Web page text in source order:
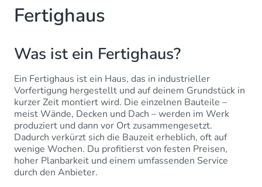
Fertighaus
Was ist ein Fertighaus?
Ein Fertighaus ist ein Haus, das in industrieller
Vorfertigung hergestellt und auf deinem Grundstück in
kurzer Zeit montiert wird. Die einzelnen Bauteile –
meist Wände, Decken und Dach – werden im Werk
produziert und dann vor Ort zusammengesetzt.
Dadurch verkürzt sich die Bauzeit erheblich, oft auf
wenige Wochen. Du profitierst von festen Preisen,
hoher Planbarkeit und einem umfassenden Service
durch den Anbieter.